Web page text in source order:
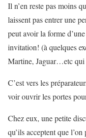
Il n’en reste pas moins
laissent pas entrer une
peut avoir la forme
invitation! (à quelques
Martine, Jaguar…etc qui
C’est vers les
voir ouvrir les portes
Chez eux, une petite
qu’ils acceptent que